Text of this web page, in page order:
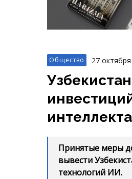
Общество 27
интеллекта
Принятые меры
вывести
технологий ИИ.